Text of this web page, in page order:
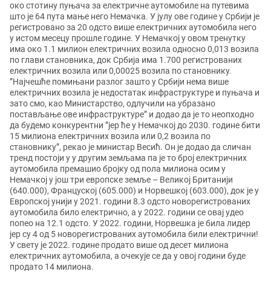
око стотину пуњача за електричне аутомобиле на путевима
што је 64 пута мање него Немачка. У јулу ове године у Србији је
регистровано за 20 одсто више електричних аутомобила него
у истом месецу прошле године. У Немачкој у овом тренутку
има око 1.1 милион електричних возила односно 0,013 возила
по глави становника, док Србија има 1.700 регистрованих
електричних возила или 0,00025 возила по становнику.
”Најчешће помињани разлог зашто у Србији нема више
електричних возила је недостатак инфраструктуре и пуњача и
зато смо, као Министарство, одлучили на убразано
постављање ове инфраструктуре” и додао да је то неопходно
да будемо конкурентни ”јер ће у Немачкој до 2030. године бити
15 милиона електричних возила или 0,2 возила по
становнику”, рекао је министар Весић. Он је додао да сличан
тренд постоји у у другим земљама па је то број електричних
аутомобила премашио бројку од пола милиона осим у
Немачкој у још три европске земље – Великој Британији
(640.000), Француској (605.000) и Норвешкој (603.000), док је у
Европској унији у 2021. години 8.3 одсто новорегистрованих
аутомобила било електрично, а у 2022. години се овај удео
попео на 12.1 одсто. У 2022. години, Норвешка је била лидер
јер су 4 од 5 новорегистрованих аутомобила били електрични!
У свету је 2022. године продато више од десет милиона
електричних аутомобила, а очекује се да у овој години буде
продато 14 милиона.